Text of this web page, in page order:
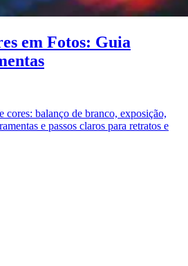
em Fotos: Guia
cores: balanço de branco, exposição,
e passos claros para retratos e